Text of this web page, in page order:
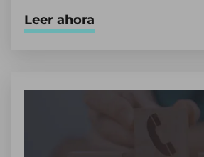
Leer ahora